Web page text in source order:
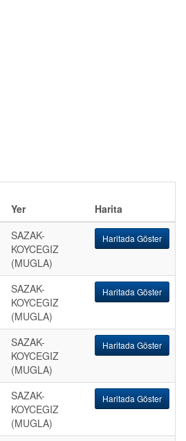
Yer
Harita
SAZAK-
KOYCEGIZ
(MUGLA)
Haritada Göster
SAZAK-
KOYCEGIZ
(MUGLA)
Haritada Göster
SAZAK-
KOYCEGIZ
(MUGLA)
Haritada Göster
SAZAK-
KOYCEGIZ
(MUGLA)
Haritada Göster